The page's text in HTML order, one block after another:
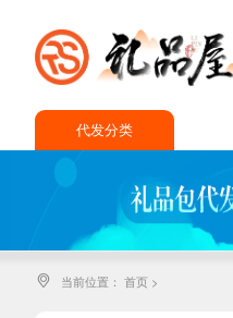
代发分类
女鞋
女装
配饰
 当前位置：首页 >